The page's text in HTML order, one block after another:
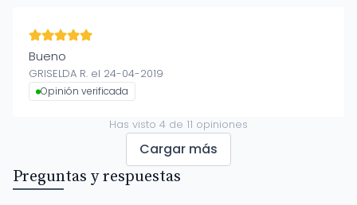
Bueno
GRISELDA R. el 24-04-2019
Opinión verificada
Has visto 4 de 11 opiniones
Cargar más
Preguntas y respuestas